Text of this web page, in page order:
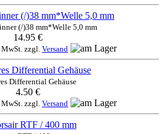
(/)38 mm*Welle 5,0 mm
14.95 €
zzgl. Versand
Differential Gehäuse
4.50 €
zzgl. Versand